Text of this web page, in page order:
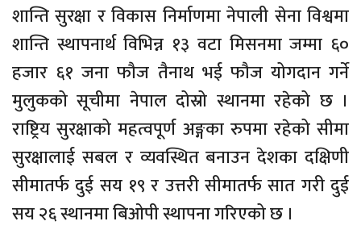
शान्ति सुरक्षा र विकास निर्माणमा नेपाली सेना विश्वमा
शान्ति स्थापनार्थ विभिन्न १३ वटा मिसनमा जम्मा ६०
हजार ६१ जना फौज तैनाथ भई फौज योगदान गर्ने
मुलुकको सूचीमा नेपाल दोस्रो स्थानमा रहेको छ ।
राष्ट्रिय सुरक्षाको महत्वपूर्ण अङ्गका रुपमा रहेको सीमा
सुरक्षालाई सबल र व्यवस्थित बनाउन देशका दक्षिणी
सीमातर्फ दुई सय १९ र उत्तरी सीमातर्फ सात गरी दुई
सय २६ स्थानमा बिओपी स्थापना गरिएको छ ।